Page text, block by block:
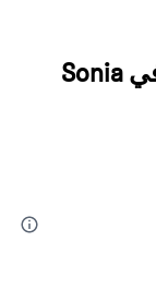
اعثر على نتائج أفضل لإقامتك في Sonia